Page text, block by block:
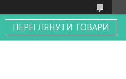
ПЕРЕГЛЯНУТИ ТОВАРИ